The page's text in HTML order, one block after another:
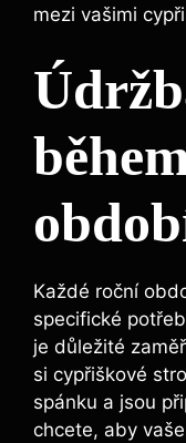
mezi vašimi
Každé roční
specifické
je důležité
si cypřiškové
spánku a jsou
chcete, aby